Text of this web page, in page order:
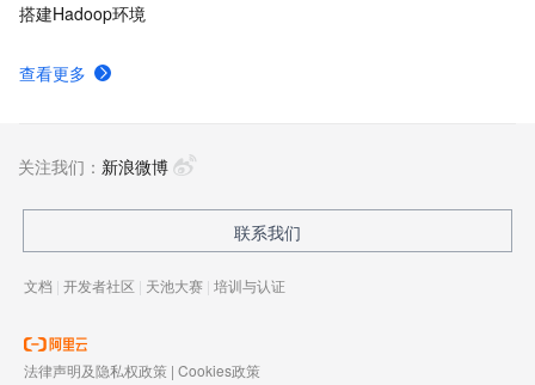
搭建Hadoop环境
查看更多
关注我们： 新浪微博
联系我们
文档 | 开发者社区 | 天池大赛 | 培训与认证
法律声明及隐私权政策 | Cookies政策